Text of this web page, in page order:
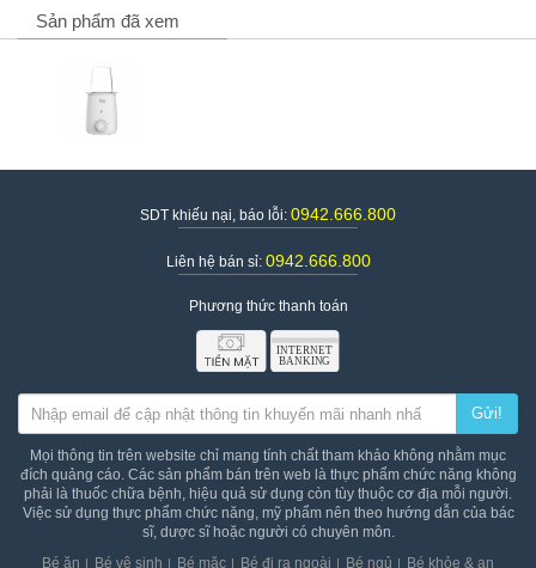
Sản phẩm đã xem
SDT khiếu nại, báo lỗi: 0942.666.800
Liên hệ bán sỉ: 0942.666.800
Phương thức thanh toán
Gửi!
Mọi thông tin trên website chỉ mang tính chất tham khảo không nhằm mục
đích quảng cáo. Các sản phẩm bán trên web là thực phẩm chức năng không
phải là thuốc chữa bệnh, hiệu quả sử dụng còn tùy thuộc cơ địa mỗi người.
Việc sử dụng thực phẩm chức năng, mỹ phẩm nên theo hướng dẫn của bác
sĩ, dược sĩ hoặc người có chuyên môn.
Bé ăn
Bé vệ sinh Bé mặc Bé đi ra ngoài Bé ngủ Bé khỏe & an